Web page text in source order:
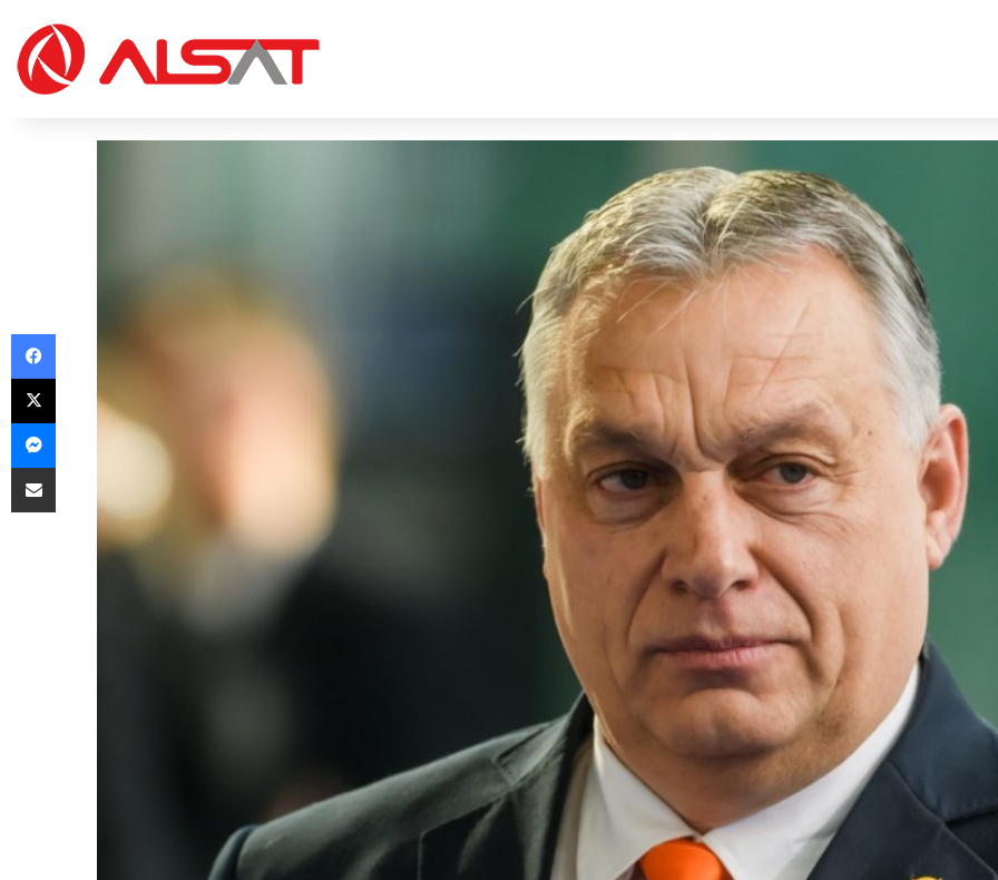
Facebook
X
Messenger
Share via Email